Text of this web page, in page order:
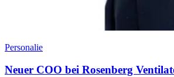
Personalie
Neuer COO bei Rosenberg